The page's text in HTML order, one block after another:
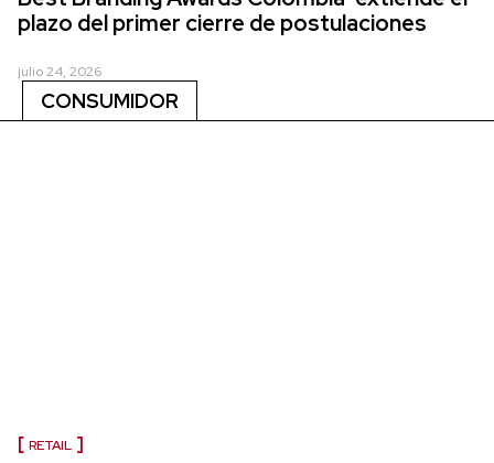
plazo del primer cierre de postulaciones
julio 24, 2026
CONSUMIDOR
RETAIL